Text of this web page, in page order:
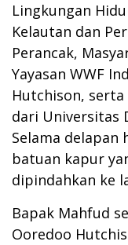
Lingkungan
Kelautan dan
Perancak,
Yayasan WWF
Hutchison,
dari Universitas
Selama delapan
batuan kapur
dipindahkan ke
Bapak Mahfud
Ooredoo